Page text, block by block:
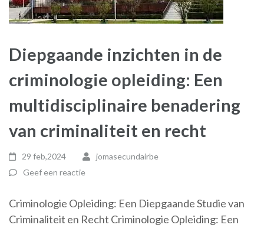
Diepgaande inzichten in de
criminologie opleiding: Een
multidisciplinaire benadering
van criminaliteit en recht
29 feb,2024
jomasecundairbe
Geef een reactie
Criminologie Opleiding: Een Diepgaande Studie van
Criminaliteit en Recht Criminologie Opleiding: Een